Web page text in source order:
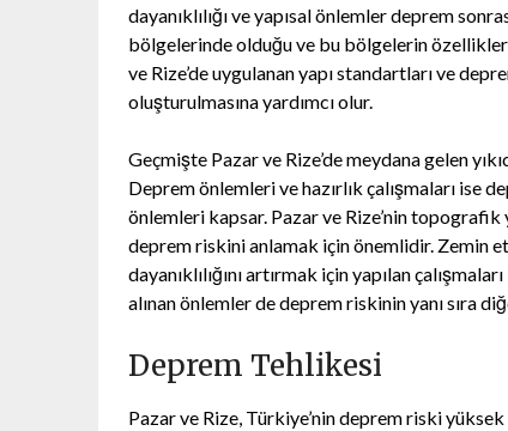
dayanıklılığı ve yapısal önlemler deprem
bölgelerinde olduğu ve bu bölgelerin
ve Rize’de uygulanan yapı standartları ve
oluşturulmasına yardımcı olur.
Geçmişte Pazar ve Rize’de meydana gelen
Deprem önlemleri ve hazırlık çalışmaları ise
önlemleri kapsar. Pazar ve Rize’nin
deprem riskini anlamak için önemlidir. Zemin
dayanıklılığını artırmak için yapılan
alınan önlemler de deprem riskinin yanı sıra
Deprem Tehlikesi
Pazar ve Rize, Türkiye’nin deprem riski